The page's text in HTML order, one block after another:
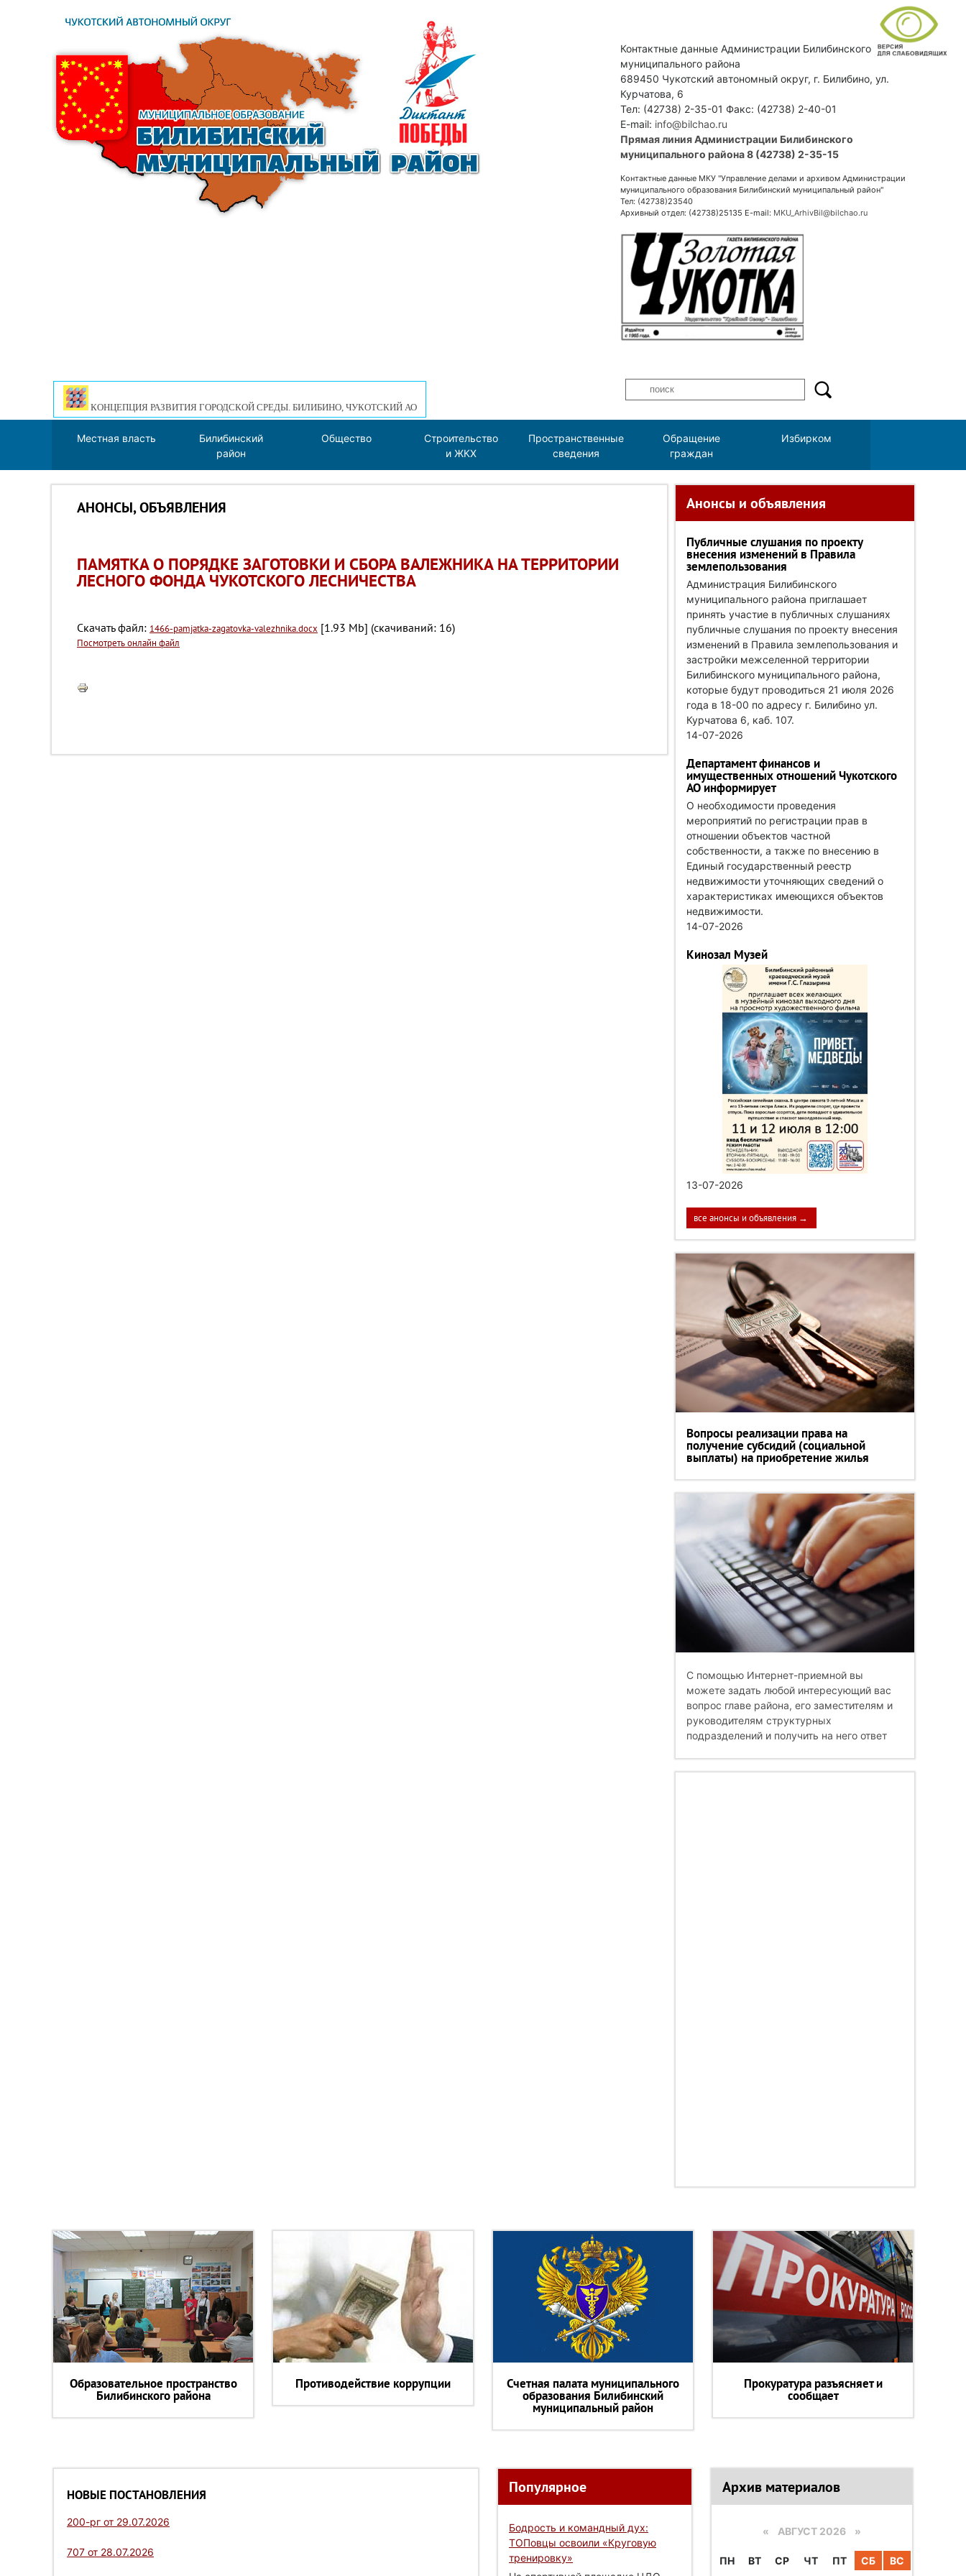
Контактные данные Администрации Билибинского
муниципального района
689450 Чукотский автономный округ, г. Билибино, ул.
Курчатова, 6
Тел: (42738) 2-35-01 Факс: (42738) 2-40-01
E-mail: info@bilchao.ru
Прямая линия Администрации Билибинского
муниципального района 8 (42738) 2-35-15
Контактные данные МКУ "Управление делами и архивом Администрации
муниципального образования Билибинский муниципальный район"
Тел: (42738)23540
Архивный отдел: (42738)25135 E-mail: MKU_ArhivBil@bilchao.ru
КОНЦЕПЦИЯ РАЗВИТИЯ ГОРОДСКОЙ СРЕДЫ. БИЛИБИНО, ЧУКОТСКИЙ АО
Местная власть
Билибинский
район
Общество
Строительство
и ЖКХ
Пространственные
сведения
Обращение
граждан
Избирком
АНОНСЫ, ОБЪЯВЛЕНИЯ
ПАМЯТКА О ПОРЯДКЕ ЗАГОТОВКИ И СБОРА ВАЛЕЖНИКА НА ТЕРРИТОРИИ
ЛЕСНОГО ФОНДА ЧУКОТСКОГО ЛЕСНИЧЕСТВА
Скачать файл: 1466-pamjatka-zagatovka-valezhnika.docx [1.93 Mb] (cкачиваний: 16)
Посмотреть онлайн файл
Анонсы и объявления
Публичные слушания по проекту
внесения изменений в Правила
землепользования
Администрация Билибинского
муниципального района приглашает
принять участие в публичных слушаниях
публичные слушания по проекту внесения
изменений в Правила землепользования и
застройки межселенной территории
Билибинского муниципального района,
которые будут проводиться 21 июля 2026
года в 18-00 по адресу г. Билибино ул.
Курчатова 6, каб. 107.
14-07-2026
Департамент финансов и
имущественных отношений Чукотского
АО информирует
О необходимости проведения
мероприятий по регистрации прав в
отношении объектов частной
собственности, а также по внесению в
Единый государственный реестр
недвижимости уточняющих сведений о
характеристиках имеющихся объектов
недвижимости.
14-07-2026
Кинозал Музей
13-07-2026
все анонсы и объявления →
Вопросы реализации права на
получение субсидий (социальной
выплаты) на приобретение жилья
С помощью Интернет-приемной вы
можете задать любой интересующий вас
вопрос главе района, его заместителям и
руководителям структурных
подразделений и получить на него ответ
Образовательное пространство
Билибинского района
Противодействие коррупции Счетная палата муниципального
образования Билибинский
муниципальный район
Прокуратура разъясняет и
сообщает
НОВЫЕ ПОСТАНОВЛЕНИЯ
200-рг от 29.07.2026
707 от 28.07.2026
Популярное
Бодрость и командный дух:
ТОПовцы освоили «Круговую
тренировку»
Архив материалов
« АВГУСТ 2026 »
ПН ВТ СР ЧТ ПТ СБ ВС